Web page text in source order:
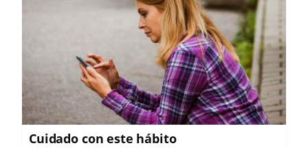
Cuidado con este hábito